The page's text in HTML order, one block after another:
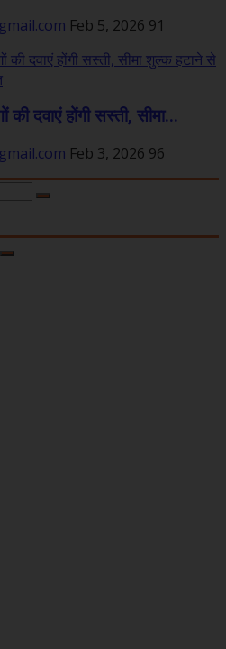
Feb 5, 2026 91
की दवाएं होंगी सस्ती, सीमा...
Feb 3, 2026 96